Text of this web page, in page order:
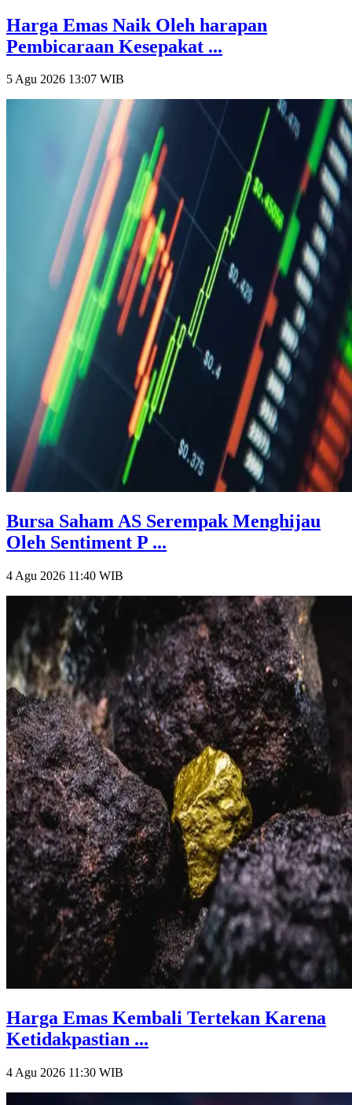
Harga Emas Naik Oleh harapan
Pembicaraan Kesepakat ...
5 Agu 2026 13:07 WIB
Bursa Saham AS Serempak Menghijau
Oleh Sentiment P ...
4 Agu 2026 11:40 WIB
Harga Emas Kembali Tertekan Karena
Ketidakpastian ...
4 Agu 2026 11:30 WIB